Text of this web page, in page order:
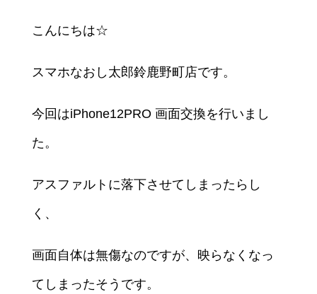
こんにちは☆
スマホなおし太郎鈴鹿野町店です。
今回はiPhone12PRO 画面交換を行いまし
た。
アスファルトに落下させてしまったらし
く、
画面自体は無傷なのですが、映らなくなっ
てしまったそうです。